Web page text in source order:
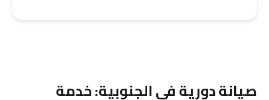
صيانة دورية في الجنوبية: خدمة